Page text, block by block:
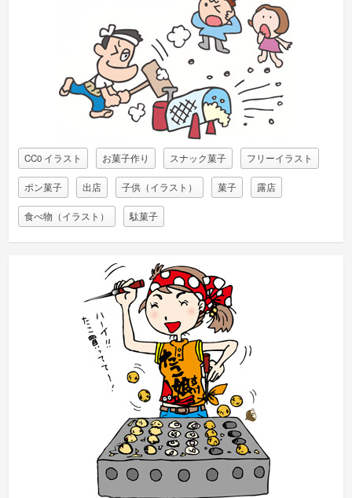
CC0 イラスト お菓子作り スナック菓子 フリーイラスト
ポン菓子 出店 子供（イラスト） 菓子 露店
食べ物（イラスト） 駄菓子